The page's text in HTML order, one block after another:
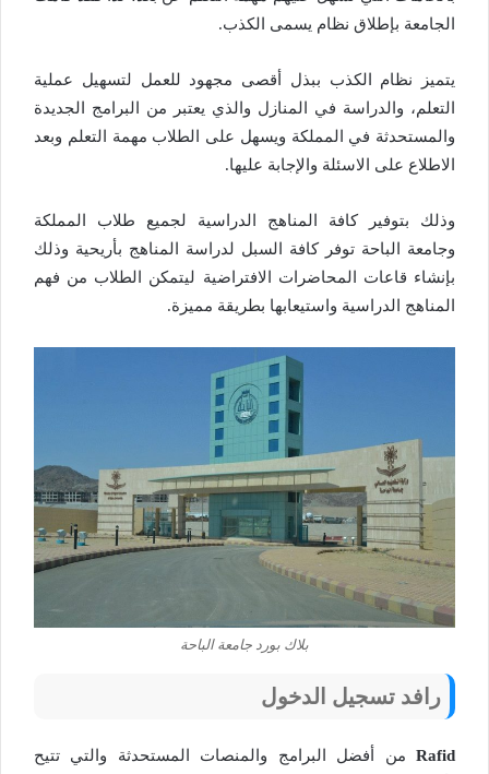
الجامعة بإطلاق نظام يسمى الكذب.
يتميز نظام الكذب ببذل أقصى مجهود للعمل لتسهيل عملية
التعلم، والدراسة في المنازل والذي يعتبر من البرامج الجديدة
والمستحدثة في المملكة ويسهل على الطلاب مهمة التعلم وبعد
الاطلاع على الاسئلة والإجابة عليها.
وذلك بتوفير كافة المناهج الدراسية لجميع طلاب المملكة
وجامعة الباحة توفر كافة السبل لدراسة المناهج بأريحية وذلك
بإنشاء قاعات المحاضرات الافتراضية ليتمكن الطلاب من فهم
المناهج الدراسية واستيعابها بطريقة مميزة.
بلاك بورد جامعة الباحة
رافد تسجيل الدخول
Rafid
من أفضل البرامج والمنصات المستحدثة والتي تتيح